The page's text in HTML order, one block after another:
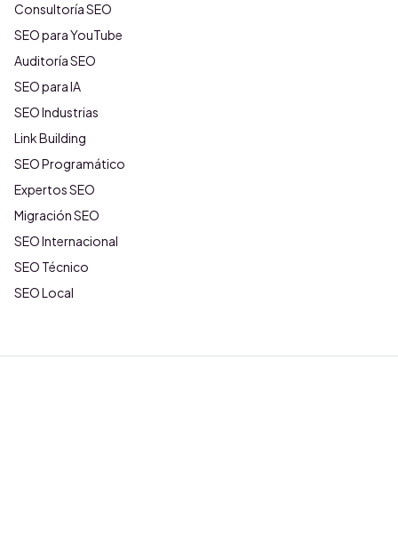
Consultoría SEO
SEO para YouTube
Auditoría SEO
SEO para IA
SEO Industrias
Link Building
SEO Programático
Expertos SEO
Migración SEO
SEO Internacional
SEO Técnico
SEO Local